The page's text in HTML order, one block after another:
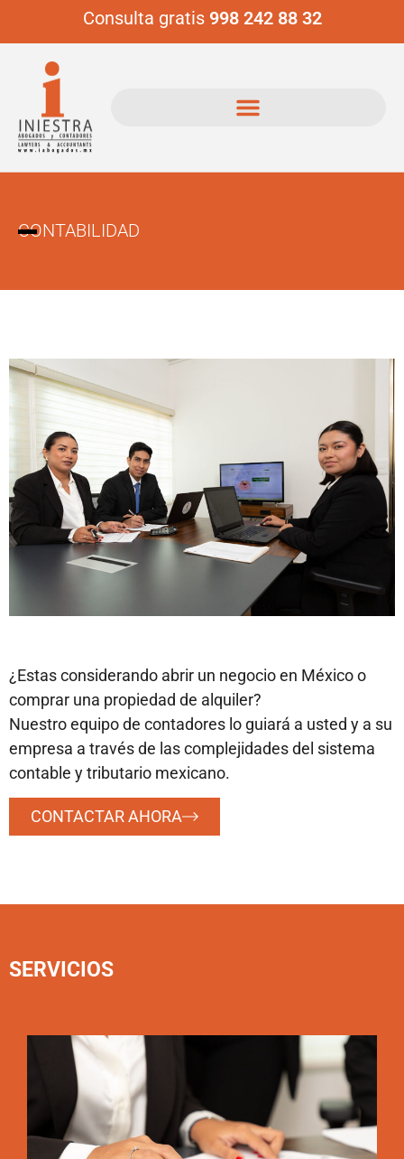
Consulta gratis 998 242 88 32
CONTABILIDAD
¿Estas considerando abrir un negocio en México o
comprar una propiedad de alquiler?
Nuestro equipo de contadores lo guiará a usted y a su
empresa a través de las complejidades del sistema
contable y tributario mexicano.
CONTACTAR AHORA
SERVICIOS